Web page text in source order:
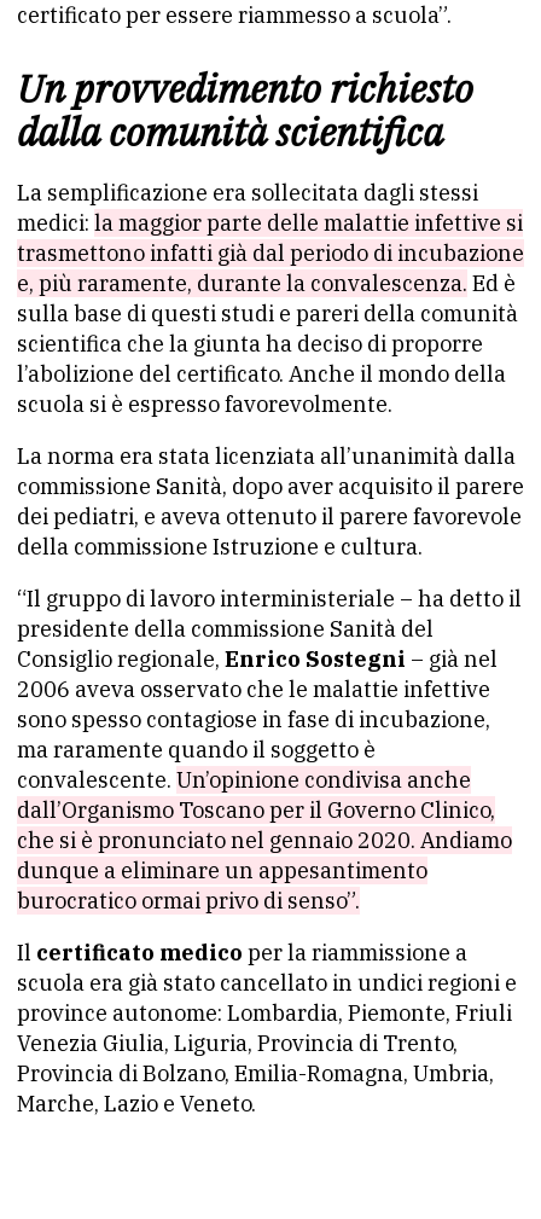
certificato per essere riammesso a scuola”.
Un provvedimento richiesto
dalla comunità scientifica
La semplificazione era sollecitata dagli stessi
medici: la maggior parte delle malattie infettive si
trasmettono infatti già dal periodo di incubazione
e, più raramente, durante la convalescenza. Ed è
sulla base di questi studi e pareri della comunità
scientifica che la giunta ha deciso di proporre
l’abolizione del certificato. Anche il mondo della
scuola si è espresso favorevolmente.
La norma era stata licenziata all’unanimità dalla
commissione Sanità, dopo aver acquisito il parere
dei pediatri, e aveva ottenuto il parere favorevole
della commissione Istruzione e cultura.
“Il gruppo di lavoro interministeriale – ha detto il
presidente della commissione Sanità del
Consiglio regionale, Enrico Sostegni – già nel
2006 aveva osservato che le malattie infettive
sono spesso contagiose in fase di incubazione,
ma raramente quando il soggetto è
convalescente. Un’opinione condivisa anche
dall’Organismo Toscano per il Governo Clinico,
che si è pronunciato nel gennaio 2020. Andiamo
dunque a eliminare un appesantimento
burocratico ormai privo di senso”.
Il certificato medico per la riammissione a
scuola era già stato cancellato in undici regioni e
province autonome: Lombardia, Piemonte, Friuli
Venezia Giulia, Liguria, Provincia di Trento,
Provincia di Bolzano, Emilia-Romagna, Umbria,
Marche, Lazio e Veneto.